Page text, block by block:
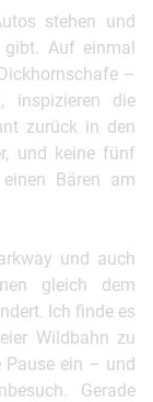
stehen und
Auf einmal
–
inspizieren die
zurück in den
und keine fünf
Bären am
und auch
gleich dem
Ich finde es
Wildbahn zu
Pause ein – und
Gerade